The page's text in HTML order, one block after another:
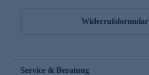
Widerrufsformular
Service & Beratung